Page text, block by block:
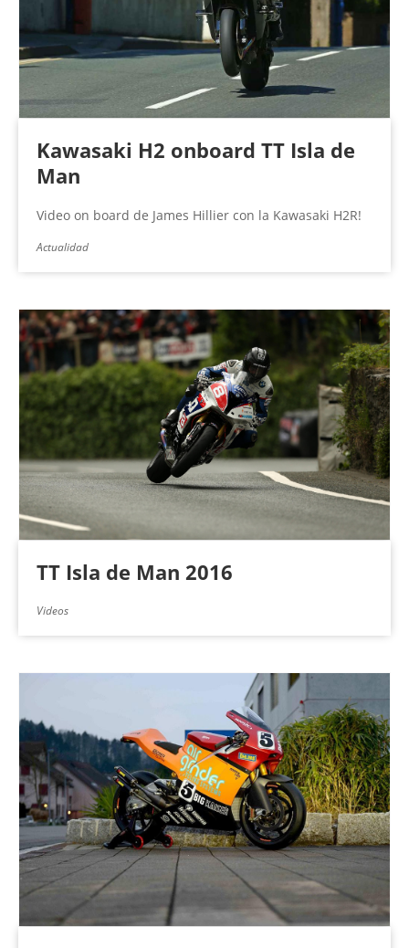
Kawasaki H2 onboard TT Isla de
Man
Video on board de James Hillier con la Kawasaki H2R!
Actualidad
TT Isla de Man 2016
Videos